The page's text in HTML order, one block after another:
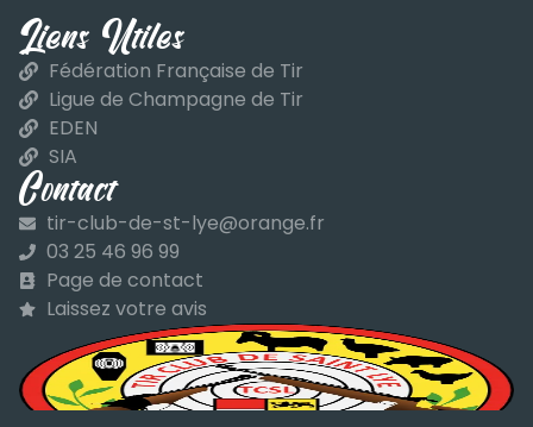
Liens Utiles
Fédération Française de Tir
Ligue de Champagne de Tir
EDEN
SIA
Contact
tir-club-de-st-lye@orange.fr
03 25 46 96 99
Page de contact
Laissez votre avis